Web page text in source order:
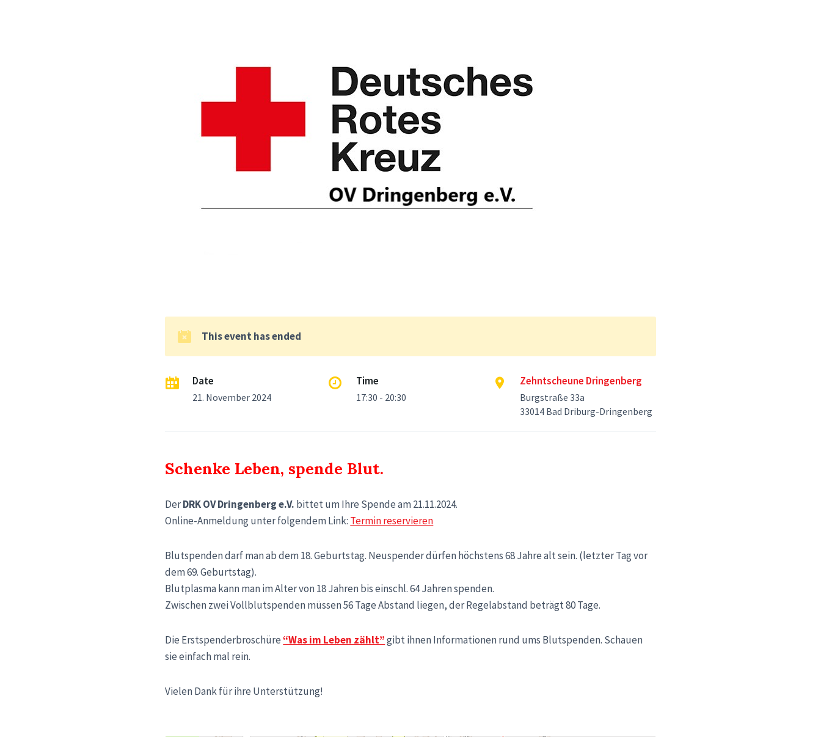
This event has ended
Date
21. November 2024
Time
17:30 - 20:30
Zehntscheune Dringenberg
Burgstraße 33a
33014 Bad Driburg-Dringenberg
Schenke Leben, spende Blut.
DerDRK OV Dringenberg e.V. bittet um Ihre Spende am 21.11.2024.
Online-Anmeldung unter folgendem Link: Termin reservieren
Blutspenden darf man ab dem 18. Geburtstag. Neuspender dürfen höchstens 68 Jahre alt sein. (letzter Tag vor
dem 69. Geburtstag).
Blutplasma kann man im Alter von 18 Jahren bis einschl. 64 Jahren spenden.
Zwischen zwei Vollblutspenden müssen 56 Tage Abstand liegen, der Regelabstand beträgt 80 Tage.
Die Erstspenderbroschüre“Was im Leben zählt”gibt ihnen Informationen rund ums Blutspenden. Schauen
sie einfach mal rein.
Vielen Dank für ihre Unterstützung!